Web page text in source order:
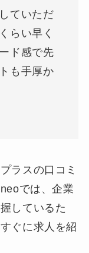
ていただ
らい早く
ド感で先
も手厚か
ラスの口コミ
では、企業
しているた
ぐに求人を紹